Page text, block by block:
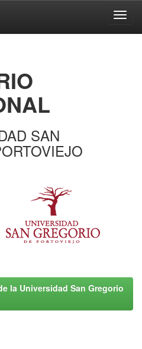
SAN
la Universidad San Gregorio